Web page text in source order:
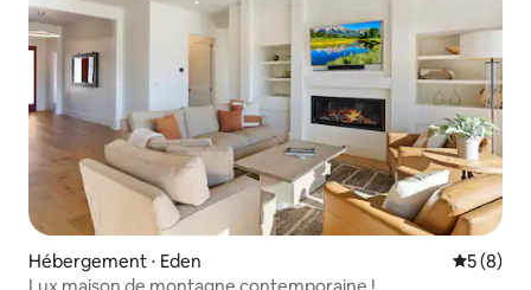
Hébergement ⋅ Eden
5 (8)